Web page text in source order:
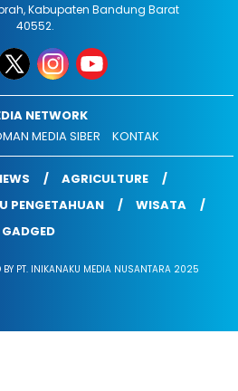
Kabupaten Bandung Barat
40552.
NETWORK
MEDIA SIBER KONTAK
AGRICULTURE
PENGETAHUAN
WISATA
GADGED
BY PT. INIKANAKU MEDIA NUSANTARA 2025